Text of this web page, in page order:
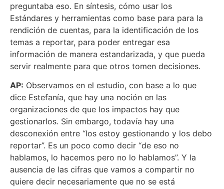
preguntaba eso. En síntesis, cómo usar los
Estándares y herramientas como base para para la
rendición de cuentas, para la identificación de los
temas a reportar, para poder entregar esa
información de manera estandarizada, y que pueda
servir realmente para que otros tomen decisiones.
AP: Observamos en el estudio, con base a lo que
dice Estefanía, que hay una noción en las
organizaciones de que los impactos hay que
gestionarlos. Sin embargo, todavía hay una
desconexión entre “los estoy gestionando y los debo
reportar”. Es un poco como decir “de eso no
hablamos, lo hacemos pero no lo hablamos”. Y la
ausencia de las cifras que vamos a compartir no
quiere decir necesariamente que no se está